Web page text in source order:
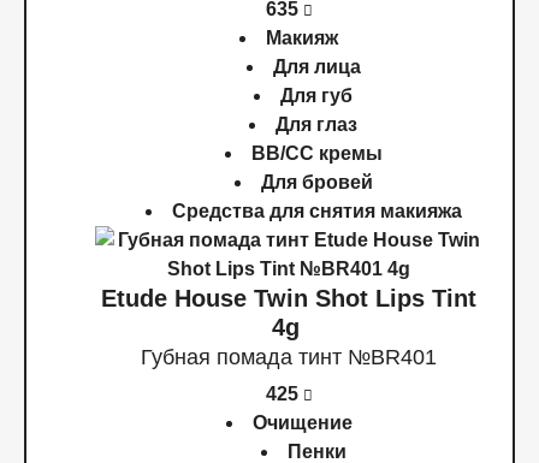
635
Макияж
Для лица
Для губ
Для глаз
BB/CC кремы
Для бровей
Средства для снятия макияжа
Etude House Twin Shot Lips Tint
4g
Губная помада тинт №BR401
425
Очищение
Пенки